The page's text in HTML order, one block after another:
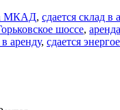
МКАД, сдается склад в
шоссе,
аренду, сдается